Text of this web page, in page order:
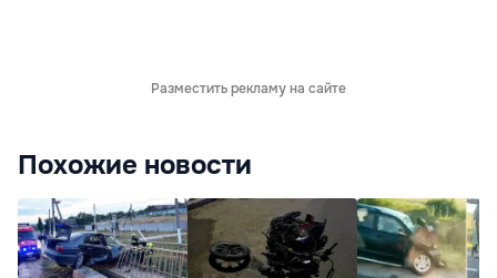
Разместить рекламу на сайте
Похожие новости